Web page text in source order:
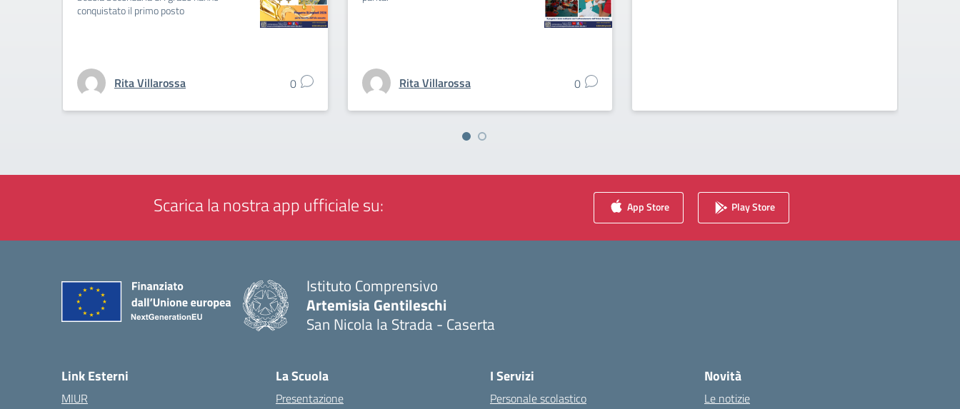
conquistato il primo posto
Rita Villarossa 0 Rita Villarossa 0
Scarica la nostra app ufficiale su: App Store Play Store
Istituto Comprensivo
Artemisia Gentileschi
San Nicola la Strada - Caserta
Link Esterni
MIUR
La Scuola
Presentazione
I Servizi
Personale scolastico
Novità
Le notizie